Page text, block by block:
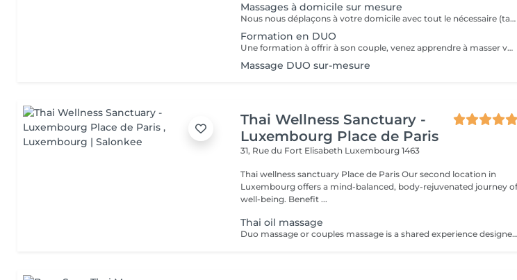
Massages à domicile sur mesure
Nous nous déplaçons à votre domicile avec tout le nécessaire (table, serviettes, huile...) Déplacement à Luxembourg ville ou proche uniquement A noter que le massage durera entre 1h et 1h30 (selon votre réservation) après le temps de trajet. Ainsi si vous réservez pour 12h, prévoyez que le massage commence vers 12h30. Ce temps de trajet n'est pas facturé mais il est à prendre en compte dans le planning Merci de réserver ce service à domicile uniquement si vous souhaitez recevoir un massage dans le respect, aucune avance ou geste déplacé ne serait toléré.
Formation en DUO
Une formation à offrir à son couple, venez apprendre à masser votre conjoint/e et découvrir les secret pour un massage à la maison facile à mettre en place, à réaliser, et sans vous faire mal Programme: - La séance commencera par un massage en DUO de 45 minutes où l'on massera le plus de zones possibles pour que vous puissiez décider les quelles et quelles techniques vous préférez - Puis, sur la base de vos préférences, l'heure suivante sera dédiée à vous enseigner ces techniques à tous les 2 Ainsi, par exemple, si madame préfère le dos, alors monsieur apprendra à le lui masser, avant d'échanger les rôles Possibilité de repartir avec une table de massage pliante à installer chez vous pour 150€ Formation également possible entre amies
Massage DUO sur-mesure
Thai Wellness Sanctuary -
Luxembourg Place de Paris
31, Rue du Fort Elisabeth Luxembourg 1463
Thai wellness sanctuary Place de Paris Our second location in
Luxembourg offers a mind-balanced, body-rejuvenated journey of
well-being. Benefit ...
Thai oil massage
Duo massage or couples massage is a shared experience designed from tow people where each person involved received massage from therapist, the massage are provided at the same time, in the same private room You can choose kind of massage you like